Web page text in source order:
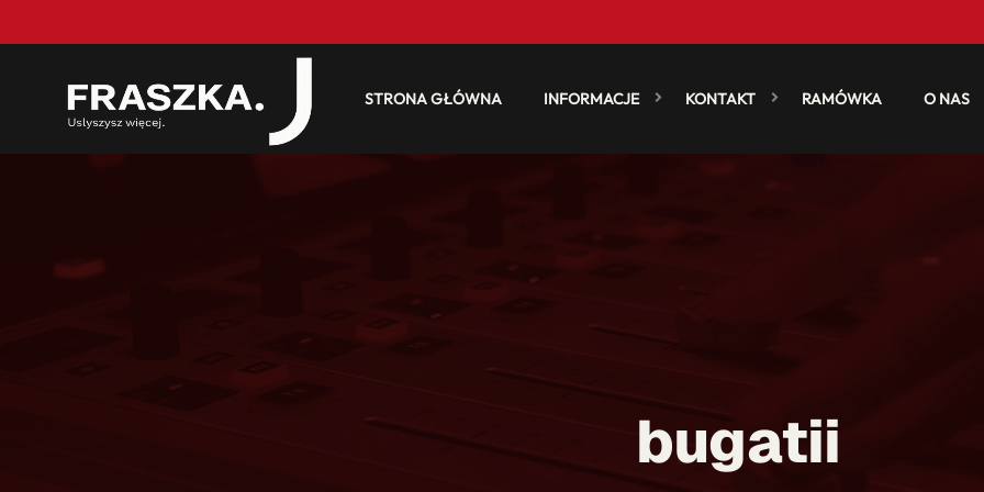
STRONA GŁÓWNA INFORMACJE KONTAKT RAMÓWKA O NAS
bugatii